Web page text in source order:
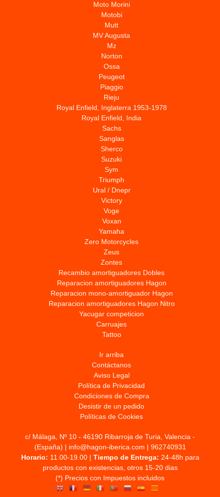
Moto Morini
Motobi
Mutt
MV Augusta
Mz
Norton
Ossa
Peugeot
Piaggio
Rieju
Royal Enfield, Inglaterra 1953-1978
Royal Enfield, India
Sachs
Sanglas
Sherco
Suzuki
Sym
Triumph
Ural / Dnepr
Victory
Voge
Voxan
Yamaha
Zero Motorcycles
Zeus
Zontes
Recambio amortiguadores Dobles
Reparacion amortiguadores Hagon
Reparacion mono-amortiguador Hagon
Reparacion amortiguadores Hagon Nitro
Yacugar competicion
Carruajes
Tattoo
Ir arriba
Contáctanos
Aviso Legal
Política de Privacidad
Condiciones de Compra
Desistir de un pedido
Políticas de Cookies
c/ Málaga, Nº 10 - 46190 Ribarroja de Turia, Valencia -
(España) | info@hagon-iberica.com | 962740931
Horario: 11.00-19.00 | Tiempo de Entrega: 24-48h para
productos con existencias, otros 15-20 dias
(*) Precios con Impuestos incluidos